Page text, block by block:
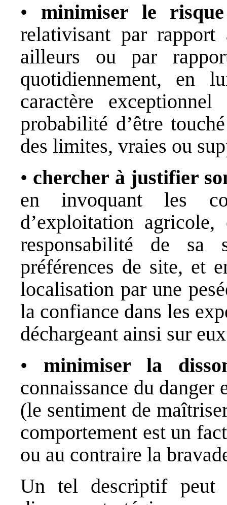
• minimiser le
relativisant par rapport
ailleurs ou par
quotidiennement, en
caractère
probabilité d’être
des limites, vraies ou
• chercher à justifier
en invoquant les
d’exploitation
responsabilité de sa
préférences de site, et
localisation par une
la confiance dans les
déchargeant ainsi sur
• minimiser la
connaissance du
(le sentiment de
comportement est un
ou au contraire la
Un tel descriptif peut